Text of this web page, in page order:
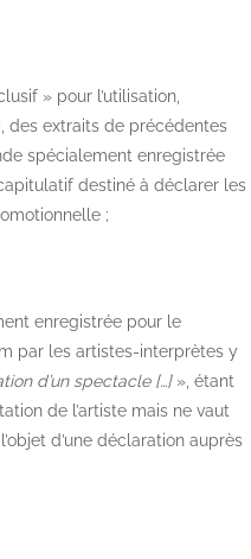
» pour l’utilisation,
des extraits de précédentes
spécialement enregistrée
destiné à déclarer les
;
enregistrée pour le
par les artistes-interprètes y
d’un spectacle […] », étant
de l’artiste mais ne vaut
d’une déclaration auprès